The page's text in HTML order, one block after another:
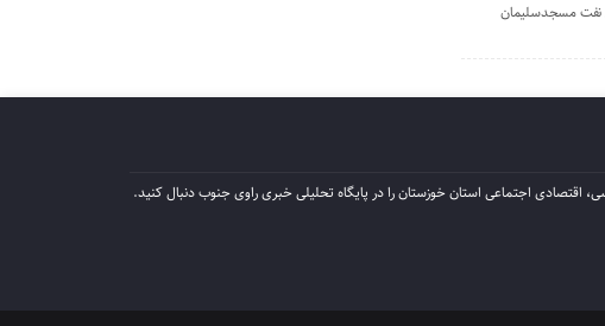
نفت مسجدسلیمان
اقتصادی اجتماعی استان خوزستان را در پایگاه تحلیلی خبری راوی جنوب دنبال کنید.